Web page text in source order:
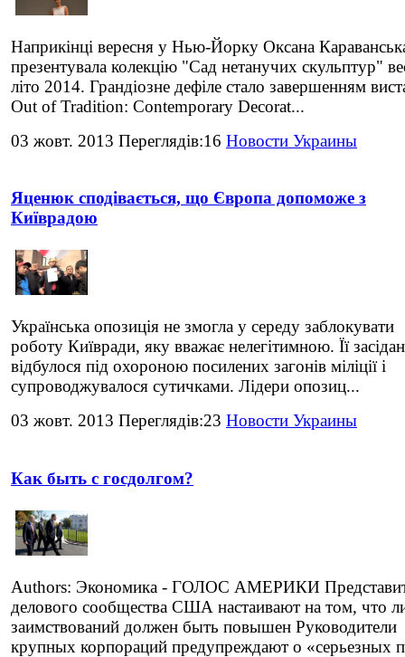
Наприкінці вересня у Нью-Йорку Оксана
презентувала колекцію "Сад нетанучих скульптур"
літо 2014. Грандіозне дефіле стало завершенням
Out of Tradition: Contemporary Decorat...
03 жовт. 2013 Переглядів:16 Новости Украины
Яценюк сподівається, що Європа допоможе з
Київрадою
Українська опозиція не змогла у середу заблокувати
роботу Київради, яку вважає нелегітимною. Її
відбулося під охороною посилених загонів міліції і
супроводжувалося сутичками. Лідери опозиц...
03 жовт. 2013 Переглядів:23 Новости Украины
Как быть с госдолгом?
Authors: Экономика - ГОЛОС АМЕРИКИ
делового сообщества США настаивают на том, что
заимствований должен быть повышен Руководители
крупных корпораций предупреждают о «серьезных